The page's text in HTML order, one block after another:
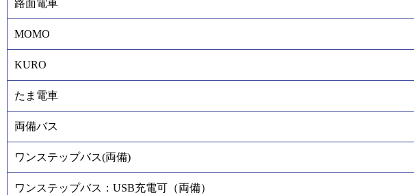
路面電車
MOMO
KURO
たま電車
両備バス
ワンステップバス(両備)
ワンステップバス：USB充電可（両備）